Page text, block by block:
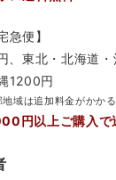
急便】
、東北・北海道
1200円
域は追加料金がかかる
円以上ご購入で